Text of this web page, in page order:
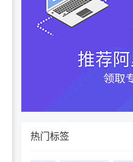
热门标签